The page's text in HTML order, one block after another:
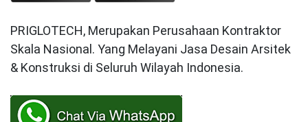
PRIGLOTECH, Merupakan Perusahaan Kontraktor
Skala Nasional. Yang Melayani Jasa Desain Arsitek
& Konstruksi di Seluruh Wilayah Indonesia.